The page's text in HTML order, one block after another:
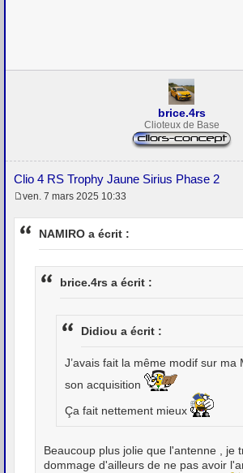
brice.4rs
Clioteux de Base
Clio 4 RS Trophy Jaune Sirius Phase 2
e
s
ven. 7 mars 2025 10:33
NAMIRO a écrit :
brice.4rs a écrit :
Didiou a écrit :
J’avais fait la même modif sur ma
son acquisition
Ça fait nettement mieux
Beaucoup plus jolie que l'antenne , je
dommage d'ailleurs de ne pas avoir